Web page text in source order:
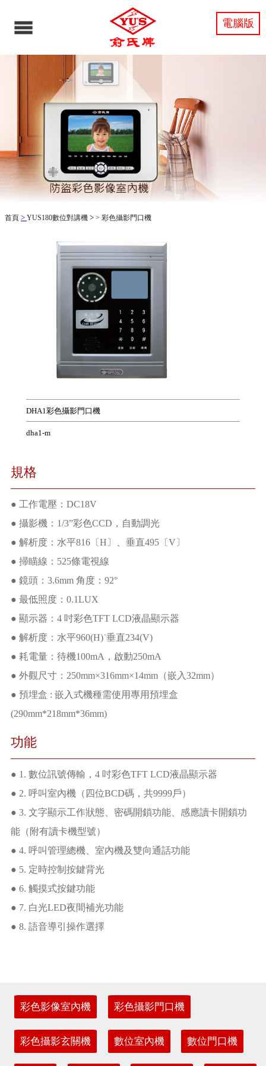
電腦版
首頁 > YUS180數位對講機 > > 彩色攝影門口機
DHA1彩色攝影門口機
dha1-m
規格
● 工作電壓：DC18V
● 攝影機：1/3”彩色CCD，自動調光
● 解析度：水平816〔H〕、垂直495〔V〕
● 掃瞄線：525條電視線
● 鏡頭：3.6mm 角度：92°
● 最低照度：0.1LUX
● 顯示器：4 吋彩色TFT LCD液晶顯示器
● 解析度：水平960(H)˙垂直234(V)
● 耗電量：待機100mA，啟動250mA
● 外觀尺寸：250mm×316mm×14mm（嵌入32mm）
● 預埋盒 : 嵌入式機種需使用專用預埋盒
(290mm*218mm*36mm)
功能
● 1. 數位訊號傳輸，4 吋彩色TFT LCD液晶顯示器
● 2. 呼叫室內機（四位BCD碼，共9999戶）
● 3. 文字顯示工作狀態、密碼開鎖功能、感應讀卡開鎖功
能（附有讀卡機型號）
● 4. 呼叫管理總機、室內機及雙向通話功能
● 5. 定時控制按鍵背光
● 6. 觸摸式按鍵功能
● 7. 白光LED夜間補光功能
● 8. 語音導引操作選擇
彩色影像室內機 彩色攝影門口機
彩色攝影玄關機 數位室內機 數位門口機